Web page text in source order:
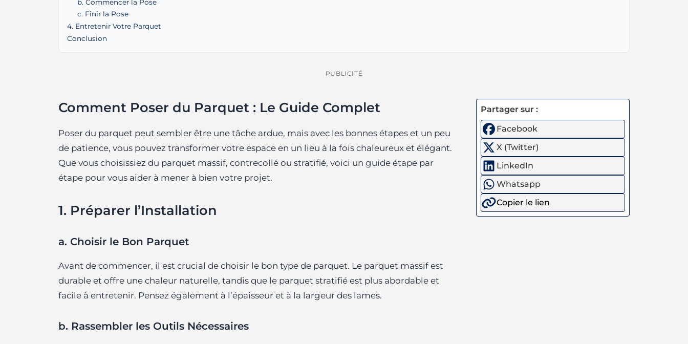
b. Commencer la Pose
c. Finir la Pose
4. Entretenir Votre Parquet
Conclusion
PUBLICITÉ
Comment Poser du Parquet : Le Guide Complet
Poser du parquet peut sembler être une tâche ardue, mais avec les bonnes étapes et un peu
de patience, vous pouvez transformer votre espace en un lieu à la fois chaleureux et élégant.
Que vous choisissiez du parquet massif, contrecollé ou stratifié, voici un guide étape par
étape pour vous aider à mener à bien votre projet.
1. Préparer l’Installation
a. Choisir le Bon Parquet
Avant de commencer, il est crucial de choisir le bon type de parquet. Le parquet massif est
durable et offre une chaleur naturelle, tandis que le parquet stratifié est plus abordable et
facile à entretenir. Pensez également à l’épaisseur et à la largeur des lames.
b. Rassembler les Outils Nécessaires
Partager sur :
Facebook
X (Twitter)
LinkedIn
Whatsapp
Copier le lien